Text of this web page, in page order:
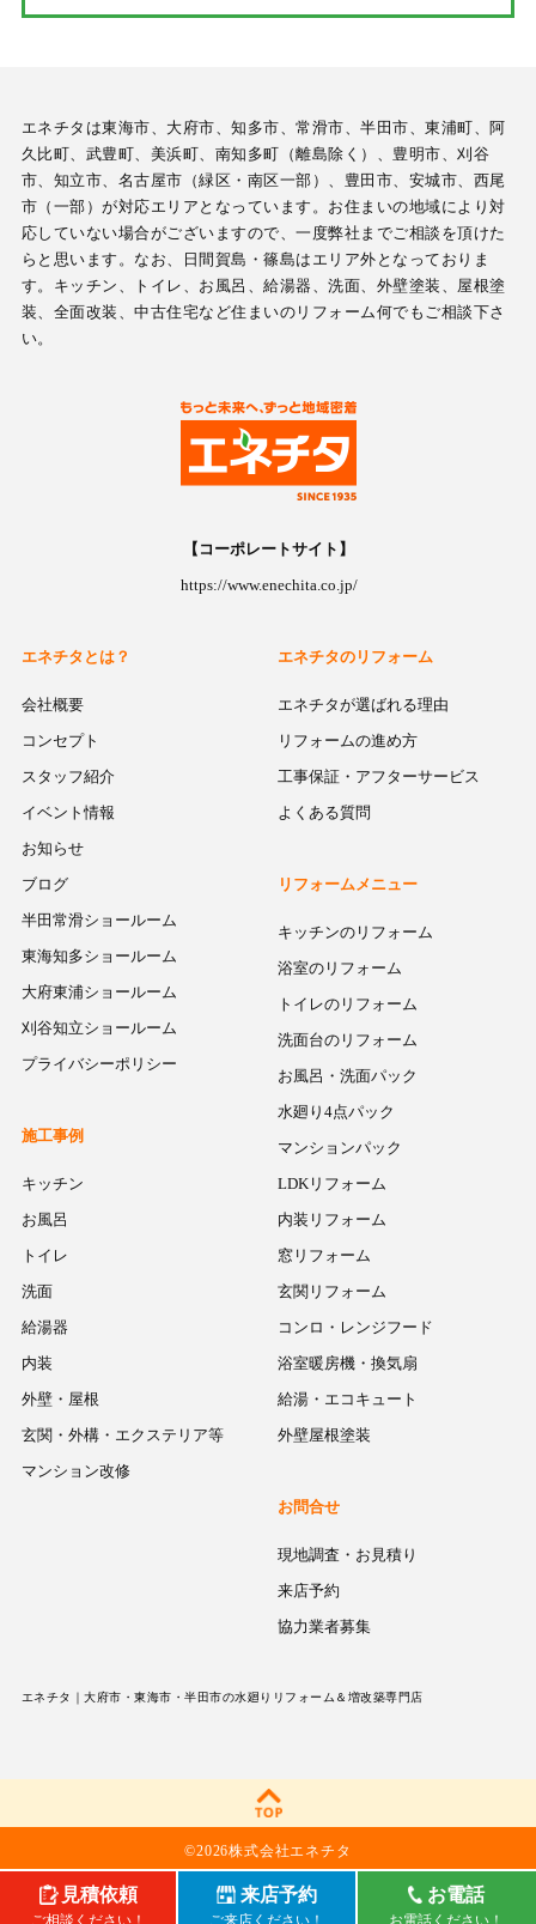
エネチタは東海市、大府市、知多市、常滑市、半田市、東浦町、阿
久比町、武豊町、美浜町、南知多町（離島除く）、豊明市、刈谷
市、知立市、名古屋市（緑区・南区一部）、豊田市、安城市、西尾
市（一部）が対応エリアとなっています。お住まいの地域により対
応していない場合がございますので、一度弊社までご相談を頂けた
らと思います。なお、日間賀島・篠島はエリア外となっておりま
す。キッチン、トイレ、お風呂、給湯器、洗面、外壁塗装、屋根塗
装、全面改装、中古住宅など住まいのリフォーム何でもご相談下さ
い。
【コーポレートサイト】
https://www.enechita.co.jp/
エネチタとは？
会社概要
コンセプト
スタッフ紹介
イベント情報
お知らせ
ブログ
半田常滑ショールーム
東海知多ショールーム
大府東浦ショールーム
刈谷知立ショールーム
プライバシーポリシー
エネチタのリフォーム
エネチタが選ばれる理由
リフォームの進め方
工事保証・アフターサービス
よくある質問
リフォームメニュー
キッチンのリフォーム
浴室のリフォーム
トイレのリフォーム
洗面台のリフォーム
お風呂・洗面パック
水廻り4点パック
マンションパック
LDKリフォーム
内装リフォーム
窓リフォーム
玄関リフォーム
コンロ・レンジフード
浴室暖房機・換気扇
給湯・エコキュート
外壁屋根塗装
施工事例
キッチン
お風呂
トイレ
洗面
給湯器
内装
外壁・屋根
玄関・外構・エクステリア等
マンション改修
お問合せ
現地調査・お見積り
来店予約
協力業者募集
エネチタ｜大府市・東海市・半田市の水廻りリフォーム＆増改築専門店
©2026株式会社エネチタ
見積依頼
ご相談ください！
来店予約
ご来店ください！
お電話
お電話ください！